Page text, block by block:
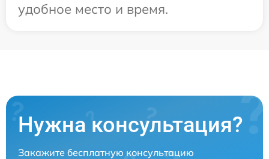
удобное место и время.
Нужна консультация?
Закажите бесплатную консультацию